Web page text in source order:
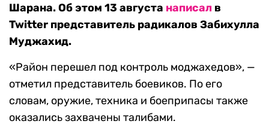
Шарана. Об этом 13 августа написал в
Twitter представитель радикалов Забихулла
Муджахид.
«Район перешел под контроль моджахедов», —
отметил представитель боевиков. По его
словам, оружие, техника и боеприпасы также
оказались захвачены талибами.